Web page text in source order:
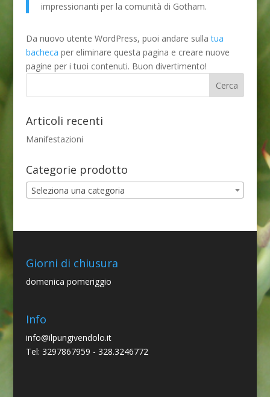
impressionanti per la comunità di Gotham.
Da nuovo utente WordPress, puoi andare sullatua
bacheca per eliminare questa pagina e creare nuove
pagine per i tuoi contenuti. Buon divertimento!
Articoli recenti
Manifestazioni
Categorie prodotto
Seleziona una categoria
Giorni di chiusura
domenica pomeriggio
Info
info@ilpungivendolo.it
Tel: 3297867959 - 328.3246772